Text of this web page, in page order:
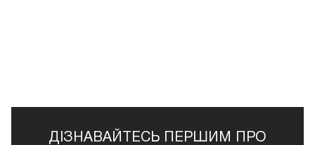
ДІЗНАВАЙТЕСЬ ПЕРШИМ ПРО